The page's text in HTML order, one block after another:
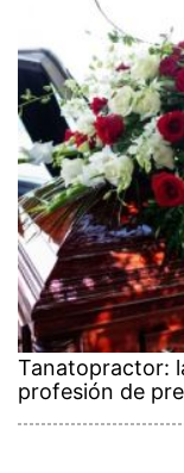
Tanatopractor:
profesión de